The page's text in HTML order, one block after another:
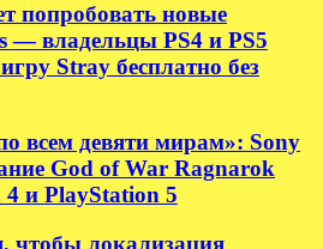
попробовать новые
— владельцы PS4 и PS5
Stray бесплатно без
всем девяти мирам»: Sony
God of War Ragnarok
и PlayStation 5
чтобы локализация